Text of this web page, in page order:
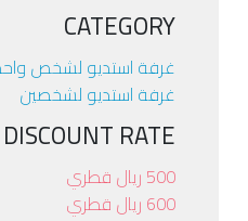
CATEGORY
غرفة استديو لشخص
غرفة استديو لشخصين
DISCOUNT RATE
500 ريال قطري
600 ريال قطري